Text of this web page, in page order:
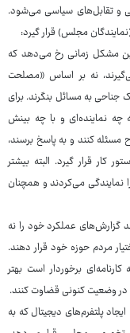
و تقابل‌های سیاسی می‌شود.
مجلس) قرار گیرد:
مشکل زمانی رخ می‌دهد که
نه بر اساس «مصلحت
جناحی به مسائل بنگرند. برای
چه نماینده‌ای و با چه بینش
کنند و به پاسخ برسند،
قرار گیرد. البته بیشتر
نمایندگی می‌کردند و همچنان
گزارش‌های عملکرد خود را نه
مردم حوزه خود قرار دهند.
برخوردار است بهتر
وضعیت کنونی قضاوت کنند.
پلتفرم‌های دیجیتال که به